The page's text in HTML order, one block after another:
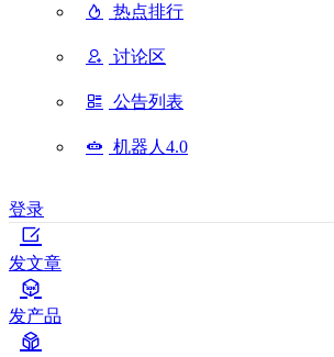
热点排行
讨论区
公告列表
机器人4.0
登录
发文章
发产品